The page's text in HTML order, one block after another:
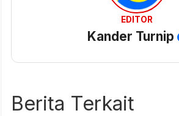
EDITOR
Kander Turnip
Berita Terkait